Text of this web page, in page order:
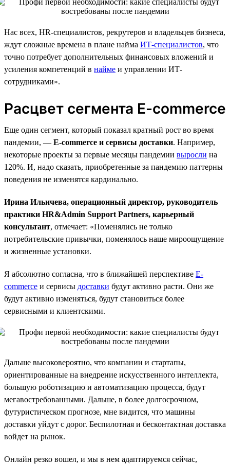
Нас всех, HR-специалистов, рекрутеров и владельцев бизнеса,
ждут сложные времена в плане найма ИТ-специалистов, что
точно потребует дополнительных финансовых вложений и
усиления компетенций в найме и управлении ИТ-
сотрудниками».
Расцвет сегмента E-commerce
Еще один сегмент, который показал кратный рост во время
пандемии, — E-commerce и сервисы доставки. Например,
некоторые проекты за первые месяцы пандемии выросли на
120%. И, надо сказать, приобретенные за пандемию паттерны
поведения не изменятся кардинально.
Ирина Ильичева, операционный директор, руководитель
практики HR&Admin Support Partners, карьерный
консультант, отмечает: «Поменялись не только
потребительские привычки, поменялось наше мироощущение
и жизненные установки.
Я абсолютно согласна, что в ближайшей перспективе E-
commerce и сервисы доставки будут активно расти. Они же
будут активно изменяться, будут становиться более
сервисными и клиентскими.
Дальше высоковероятно, что компании и стартапы,
ориентированные на внедрение искусственного интеллекта,
большую роботизацию и автоматизацию процесса, будут
мегавостребованными. Дальше, в более долгосрочном,
футуристическом прогнозе, мне видится, что машины
доставки уйдут с дорог. Беспилотная и бесконтактная доставка
войдет на рынок.
Онлайн резко вошел, и мы в нем адаптируемся сейчас,